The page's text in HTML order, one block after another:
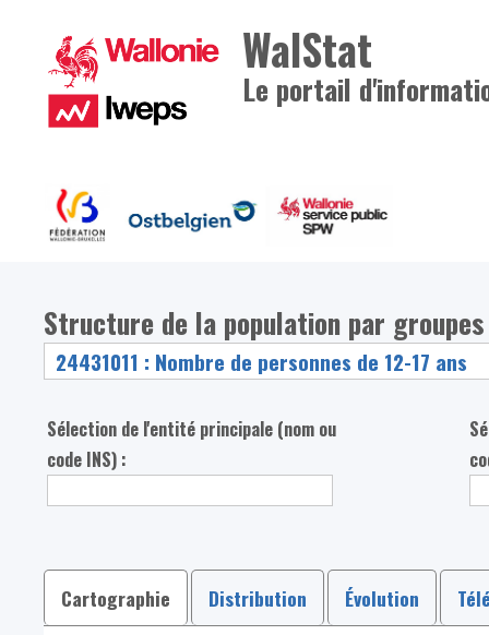
WalStat
Le portail
Structure de la population par
Sélection de l'entité principale (nom ou
code INS) :
Cartographie Distribution Évolution